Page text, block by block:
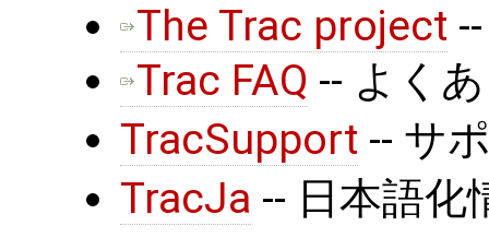
The Trac project
Trac FAQ -- よく
TracSupport -- サ
TracJa -- 日本語化